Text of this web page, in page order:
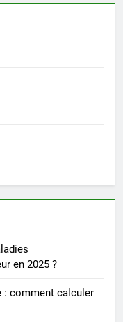
en 2025 ?
: comment calculer